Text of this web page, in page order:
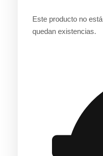
Este producto no
quedan existencias.